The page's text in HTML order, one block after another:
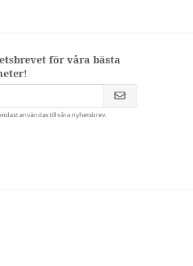
för våra bästa
användas till våra nyhetsbrev.